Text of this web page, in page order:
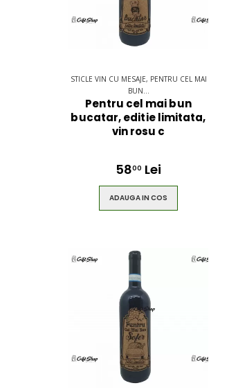
STICLE VIN CU MESAJE, PENTRU CEL MAI
BUN...
Pentru cel mai bun
bucatar, editie limitata,
vin rosu c
5800 Lei
ADAUGA IN COS